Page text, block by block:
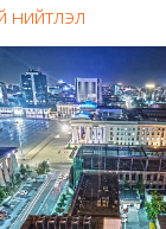
нийтлэл